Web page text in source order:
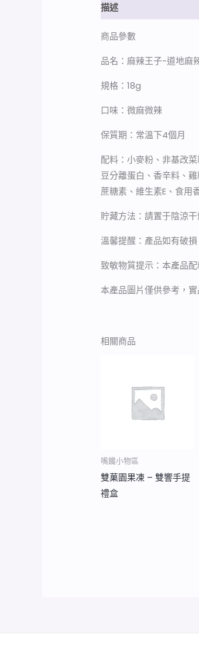
描述
商品參數
品名：麻辣王子-道地麻
規格：18g
口味：微麻微辣
保質期：常溫下4個月
配料：小麥粉、非基改
豆分離蛋白、香辛料、
蔗糖素、維生素E、食用
貯藏方法：請置于陰涼
溫馨提醒：產品如有破
致敏物質提示：本產品
本產品圖片僅供參考，
相關商品
嘴饞小物區
雙菓園果凍 – 雙響手提
禮盒